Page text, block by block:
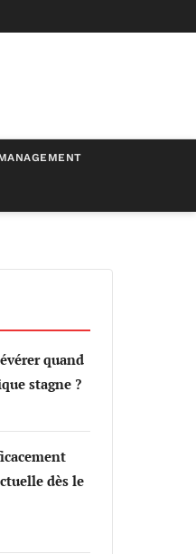
quand
stagne ?
dès le